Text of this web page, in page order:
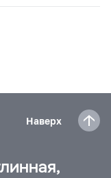
Наверх